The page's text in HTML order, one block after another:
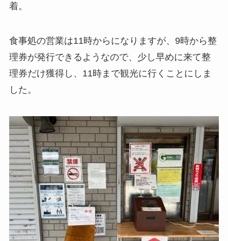
着。
食事処の営業は11時からになりますが、9時から整
理券が発行できるようなので、少し早めに来て整
理券だけ獲得し、11時まで観光に行くことにしま
した。